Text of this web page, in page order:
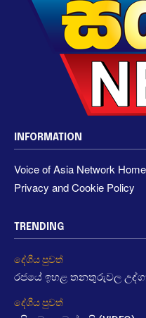
INFORMATION
Voice of Asia Network Home
Privacy and Cookie Policy
TRENDING
දේශීය පුවත්
රජයේ ඉහළ තනතුරුවල
දේශීය පුවත්